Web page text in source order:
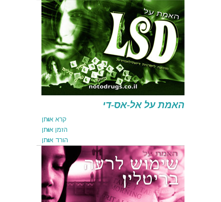
קרא אותן
הזמן אותן
הורד אותן
האמת על אל-אס-די
קרא אותן
הזמן אותן
הורד אותן
קרא אותן
הזמן אותן
הורד אותן